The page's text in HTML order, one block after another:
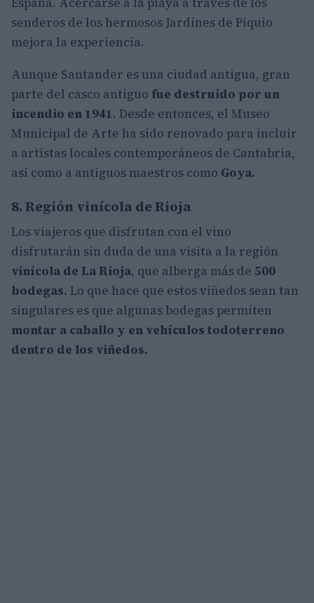
senderos de los hermosos Jardines de Piquio
mejora la experiencia.
Aunque Santander es una ciudad antigua, gran
parte del casco antiguo fue destruido por un
incendio en 1941. Desde entonces, el Museo
Municipal de Arte ha sido renovado para incluir
a artistas locales contemporáneos de Cantabria,
así como a antiguos maestros como Goya.
8. Región vinícola de Rioja
Los viajeros que disfrutan con el vino
disfrutarán sin duda de una visita a la región
vinícola de La Rioja, que alberga más de 500
bodegas. Lo que hace que estos viñedos sean tan
singulares es que algunas bodegas permiten
montar a caballo y en vehículos todoterreno
dentro de los viñedos.